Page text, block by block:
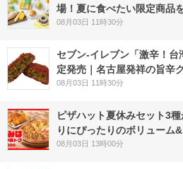
場！夏に食べたい限定商品
08月03日 11時30分
セブン-イレブン「激辛！
定発売｜名古屋発祥の旨辛
08月03日 11時30分
ピザハット夏休みセット3
りにぴったりのボリューム
08月03日 13時00分